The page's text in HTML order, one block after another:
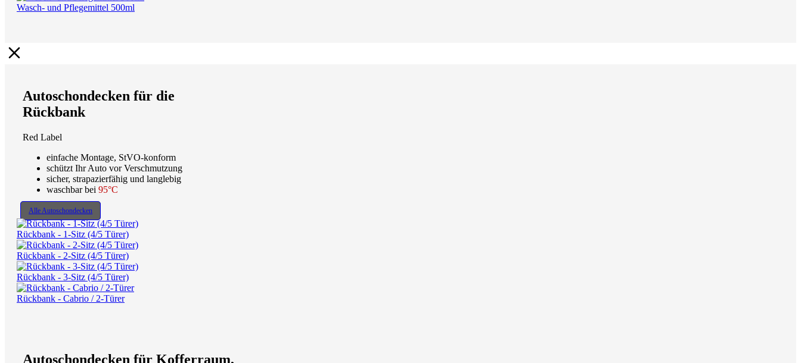
Wasch- und Pflegemittel 500ml
Autoschondecken für die
Rückbank
Red Label
einfache Montage, StVO-konform
schützt Ihr Auto vor Verschmutzung
sicher, strapazierfähig und langlebig
waschbar bei 95°C
Alle Autoschondecken
Rückbank - 1-Sitz (4/5 Türer)
Rückbank - 2-Sitz (4/5 Türer)
Rückbank - 3-Sitz (4/5 Türer)
Rückbank - Cabrio / 2-Türer
Autoschondecken für Kofferraum,